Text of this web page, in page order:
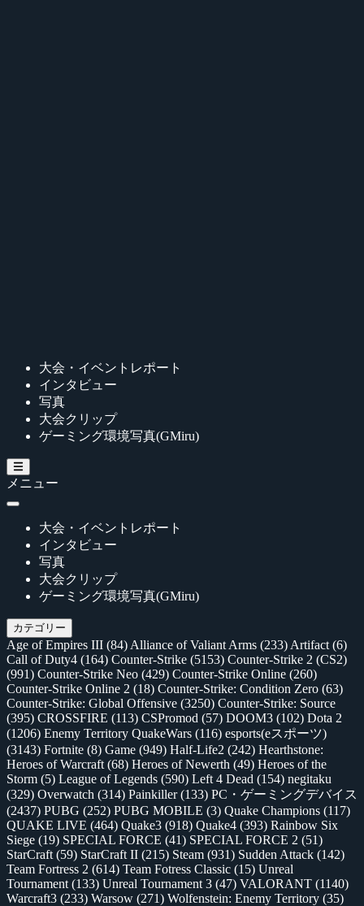
大会・イベントレポート
インタビュー
写真
大会クリップ
ゲーミング環境写真(GMiru)
メニュー
大会・イベントレポート
インタビュー
写真
大会クリップ
ゲーミング環境写真(GMiru)
カテゴリー
Age of Empires III (84) Alliance of Valiant Arms (233) Artifact (6)
Call of Duty4 (164) Counter-Strike (5153) Counter-Strike 2 (CS2)
(991) Counter-Strike Neo (429) Counter-Strike Online (260)
Counter-Strike Online 2 (18) Counter-Strike: Condition Zero (63)
Counter-Strike: Global Offensive (3250) Counter-Strike: Source
(395) CROSSFIRE (113) CSPromod (57) DOOM3 (102) Dota 2
(1206) Enemy Territory QuakeWars (116) esports(eスポーツ)
(3143) Fortnite (8) Game (949) Half-Life2 (242) Hearthstone:
Heroes of Warcraft (68) Heroes of Newerth (49) Heroes of the
Storm (5) League of Legends (590) Left 4 Dead (154) negitaku
(329) Overwatch (314) Painkiller(133) PC・ゲーミングデバイス
(2437) PUBG (252) PUBG MOBILE (3) Quake Champions (117)
QUAKE LIVE (464) Quake3 (918) Quake4 (393) Rainbow Six
Siege (19) SPECIAL FORCE (41) SPECIAL FORCE 2 (51)
StarCraft (59) StarCraft II (215) Steam (931) Sudden Attack (142)
Team Fortress 2 (614) Team Fotress Classic (15) Unreal
Tournament (133) Unreal Tournament 3 (47) VALORANT (1140)
Warcraft3 (233) Warsow (271) Wolfenstein: Enemy Territory (35)